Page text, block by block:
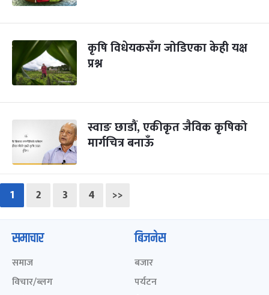
कृषि विधेयकसँग जोडिएका केही यक्ष
प्रश्न
स्वाङ छाडौं, एकीकृत जैविक कृषिको
मार्गचित्र बनाऊँ
1 2 3 4 >>
समाचार
समाज
विचार/ब्लग
बिजनेस
बजार
पर्यटन